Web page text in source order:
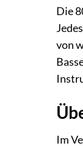
Die
von
Im